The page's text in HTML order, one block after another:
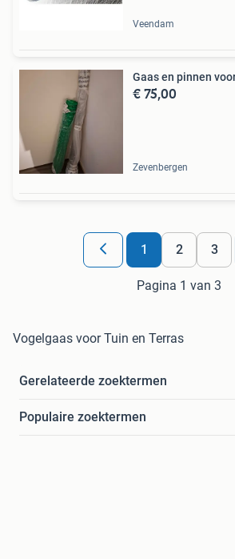
Veendam
€ 75,00
Zevenbergen
1 2 3
Pagina 1 van 3
Vogelgaas voor Tuin en Terras
Gerelateerde zoektermen
Populaire zoektermen